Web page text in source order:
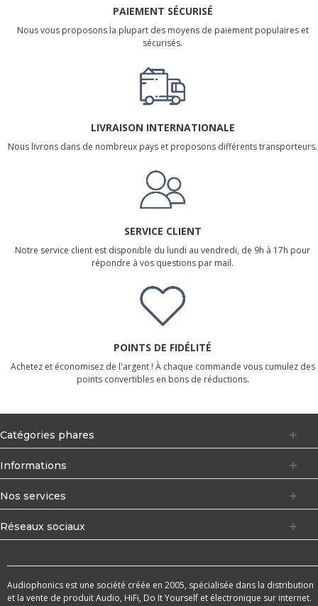
PAIEMENT SÉCURISÉ
Nous vous proposons la plupart des moyens de paiement populaires et
sécurisés.
LIVRAISON INTERNATIONALE
Nous livrons dans de nombreux pays et proposons différents transporteurs.
SERVICE CLIENT
Notre service client est disponible du lundi au vendredi, de 9h à 17h pour
répondre à vos questions par mail.
POINTS DE FIDÉLITÉ
Achetez et économisez de l'argent ! À chaque commande vous cumulez des
points convertibles en bons de réductions.
Catégories phares
Informations
Nos services
Réseaux sociaux
Audiophonics est une société créée en 2005, spécialisée dans la distribution
et la vente de produit Audio, HiFi, Do It Yourself et électronique sur internet.